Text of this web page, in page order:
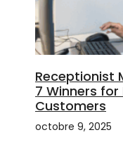
Receptionist
7 Winners
Customers
octobre 9, 2025